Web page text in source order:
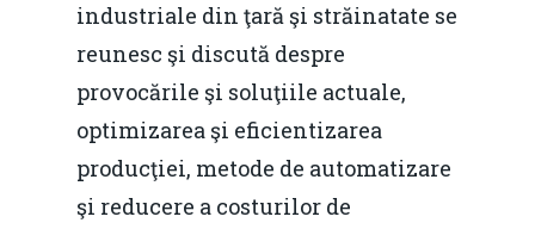
industriale din ţară şi străinatate se
reunesc şi discută despre
provocările şi soluţiile actuale,
optimizarea şi eficientizarea
producţiei, metode de automatizare
şi reducere a costurilor de